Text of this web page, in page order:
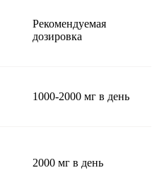
Рекомендуемая
дозировка
1000-2000 мг в день
2000 мг в день